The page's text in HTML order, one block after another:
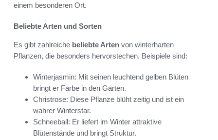
einem besonderen Ort.
Beliebte Arten und Sorten
Es gibt zahlreiche beliebte Arten von winterharten
Pflanzen, die besonders hervorstechen. Beispiele sind:
Winterjasmin: Mit seinen leuchtend gelben Blüten
bringt er Farbe in den Garten.
Christrose: Diese Pflanze blüht zeitig und ist ein
wahrer Winterstar.
Schneeball: Er liefert im Winter attraktive
Blütenstände und bringt Struktur.